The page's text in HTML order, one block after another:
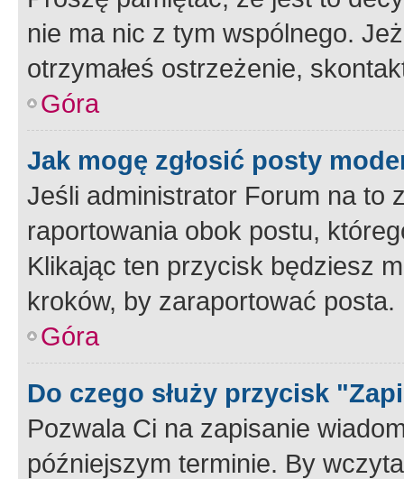
nie ma nic z tym wspólnego.
otrzymałeś ostrzeżenie,
Góra
Jak mogę zgłosić posty
Jeśli administrator Forum na to
raportowania obok postu,
Klikając ten przycisk będziesz
kroków, by zaraportować posta.
Góra
Do czego służy przycisk
Pozwala Ci na zapisanie
późniejszym terminie. By